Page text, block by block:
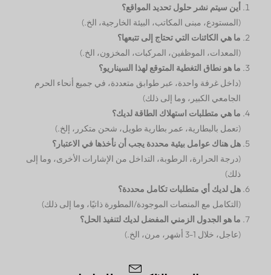
أين سيتم نشر حلول تحديد المواقع؟
(المستودع، مبنى المكاتب، البيئة الخارجية، الخ.)
ما هي الكائنات التي تحتاج إلى تتبعها؟
(المعدات، الموظفين، المركبات، المخزون، الخ.)
ما هو نطاق التغطية المتوقع لهذا السيناريو؟
(داخل غرفة واحدة، عبر طوابق متعددة، في جميع أنحاء الحرم
الجامعي الكبير، وما إلى ذلك)
ما هي متطلبات استهلاك الطاقة لديك؟
(تعمل بالبطارية، عمر بطارية طويل، شحن متكرر، إلخ.)
هل هناك عوامل بيئية محددة يجب أن نأخذها في الاعتبار؟
(درجة الحرارة، الرطوبة، التداخل من الإشارات الأخرى، وما إلى
ذلك)
هل لديك أي متطلبات تكامل محددة؟
(التكامل مع المنصات الموجودة/المطورة ذاتيًا، وما إلى ذلك)
ما هو الجدول الزمني المفضل لديك لتنفيذ الحل؟
(عاجل، خلال 1-3 أشهر، مرن، الخ.)